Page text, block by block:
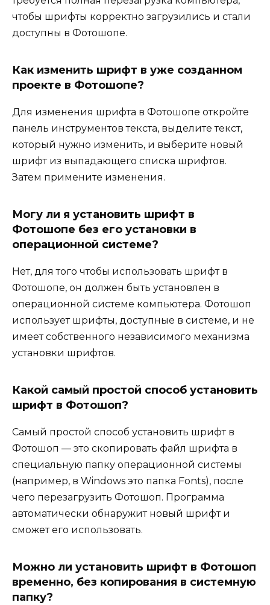
чтобы шрифты корректно загрузились и стали
доступны в Фотошопе.
Как изменить шрифт в уже созданном
проекте в Фотошопе?
Для изменения шрифта в Фотошопе откройте
панель инструментов текста, выделите текст,
который нужно изменить, и выберите новый
шрифт из выпадающего списка шрифтов.
Затем примените изменения.
Могу ли я установить шрифт в
Фотошопе без его установки в
операционной системе?
Нет, для того чтобы использовать шрифт в
Фотошопе, он должен быть установлен в
операционной системе компьютера. Фотошоп
использует шрифты, доступные в системе, и не
имеет собственного независимого механизма
установки шрифтов.
Какой самый простой способ установить
шрифт в Фотошоп?
Самый простой способ установить шрифт в
Фотошоп — это скопировать файл шрифта в
специальную папку операционной системы
(например, в Windows это папка Fonts), после
чего перезагрузить Фотошоп. Программа
автоматически обнаружит новый шрифт и
сможет его использовать.
Можно ли установить шрифт в Фотошоп
временно, без копирования в системную
папку?